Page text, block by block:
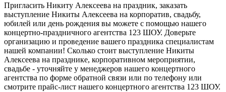
Пригласить Никиту Алексеева на праздник, заказать
выступление Никиты Алексеева на корпоратив, свадьбу,
юбилей или день рождения вы можете с помощью нашего
концертно-праздничного агентства 123 ШОУ. Доверьте
организацию и проведение вашего праздника специалистам
нашей компании! Сколько стоит выступление Никиты
Алексеева на празднике, корпоративном мероприятии,
свадьбе - уточняйте у менеджеров нашего концертного
агентства по форме обратной связи или по телефону или
смотрите прайс-лист нашего концертного агентства 123 ШОУ.